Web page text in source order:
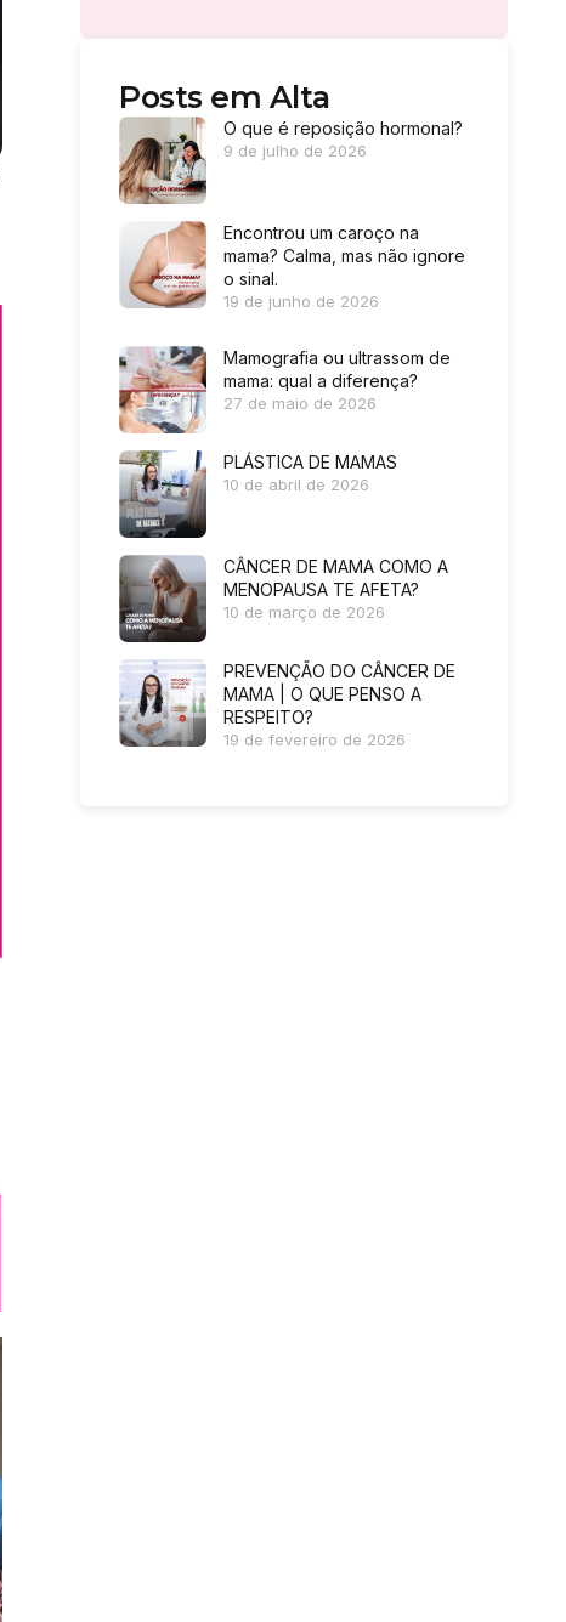
Posts em Alta
O que é reposição hormonal?
9 de julho de 2026
Encontrou um caroço na
mama? Calma, mas não ignore
o sinal.
19 de junho de 2026
Mamografia ou ultrassom de
mama: qual a diferença?
27 de maio de 2026
PLÁSTICA DE MAMAS
10 de abril de 2026
CÂNCER DE MAMA COMO A
MENOPAUSA TE AFETA?
10 de março de 2026
PREVENÇÃO DO CÂNCER DE
MAMA | O QUE PENSO A
RESPEITO?
19 de fevereiro de 2026